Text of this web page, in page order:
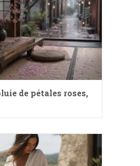
de pétales roses,